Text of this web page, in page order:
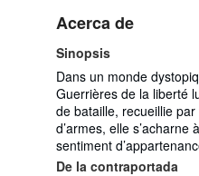
Acerca de
Sinopsis
Dans un monde
Guerrières de la liberté
de bataille, recueillie
d’armes, elle
sentiment
De la contraportada